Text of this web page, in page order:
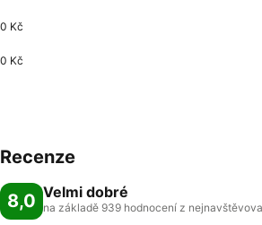
0 Kč
0 Kč
Recenze
8,0 Velmi dobré
na základě 939 hodnocení z